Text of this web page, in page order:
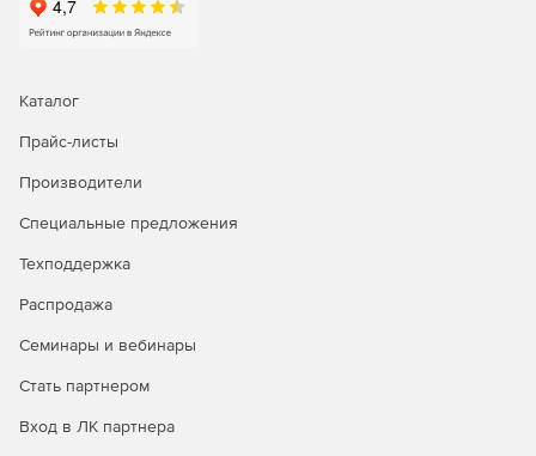
Каталог
Прайс-листы
Производители
Специальные предложения
Техподдержка
Распродажа
Семинары и вебинары
Стать партнером
Вход в ЛК партнера